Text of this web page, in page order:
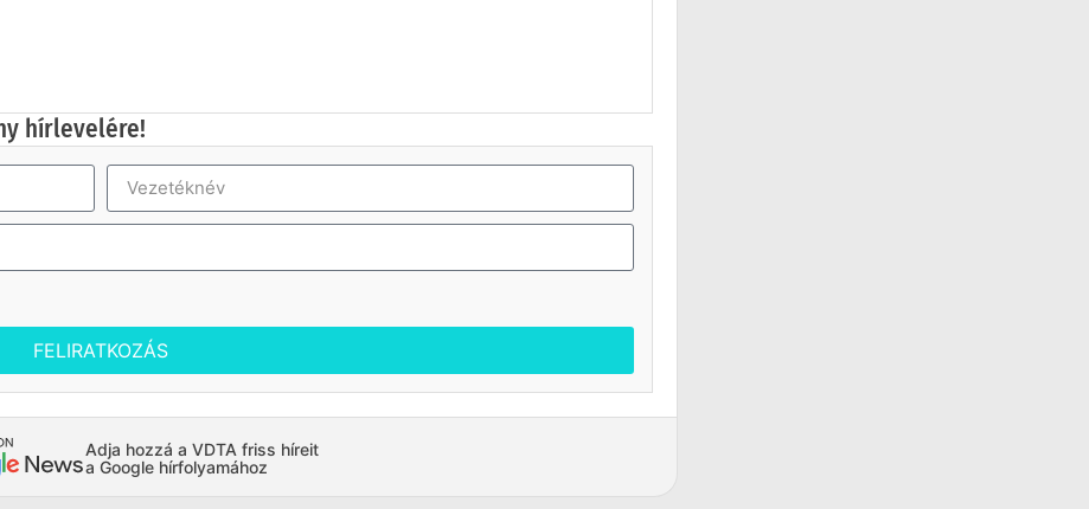
hírlevelére!
FELIRATKOZÁS
Adja hozzá a VDTA friss híreit
a Google hírfolyamához